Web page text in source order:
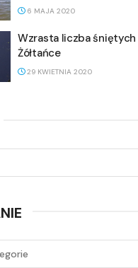
6 MAJA 2020
Wzrasta liczba
Żółtańce
29 KWIETNIA 2020